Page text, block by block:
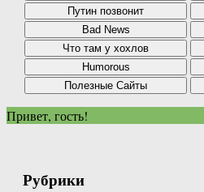
Привет, гость!
Рубрики